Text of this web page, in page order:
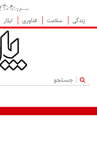
زندگی
سلامت فناوری ایثار
|